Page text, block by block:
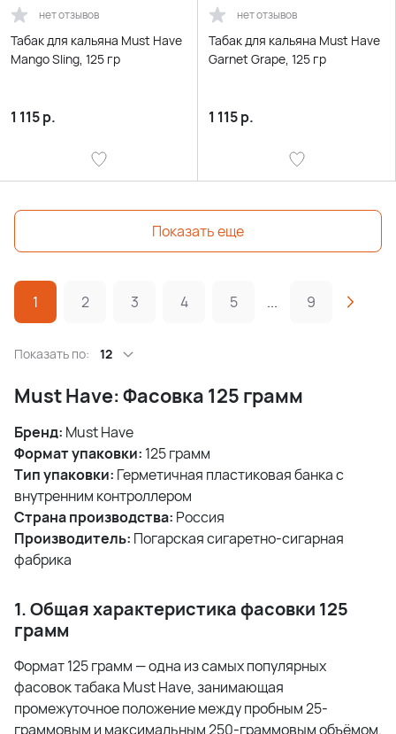
нет отзывов
Табак для кальяна Must Have
Mango Sling, 125 гр
1 115р.
нет отзывов
Табак для кальяна Must Have
Garnet Grape, 125 гр
1 115р.
Показать еще
1 2 3 4 5 ... 9
Показать по: 12
Must Have: Фасовка 125 грамм
Бренд: Must Have
Формат упаковки: 125 грамм
Тип упаковки: Герметичная пластиковая банка с
внутренним контроллером
Страна производства: Россия
Производитель: Погарская сигаретно-сигарная
фабрика
1. Общая характеристика фасовки 125
грамм
Формат 125 грамм — одна из самых популярных
фасовок табака Must Have, занимающая
промежуточное положение между пробным 25-
граммовым и максимальным 250-граммовым объёмом.